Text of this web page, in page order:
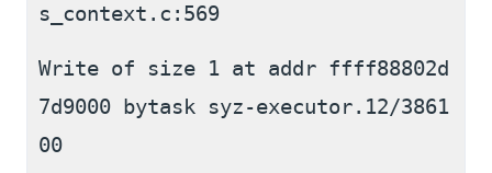
s_context.c:569
Write of size 1 at addr ffff88802d
7d9000 bytask syz-executor.12/3861
00